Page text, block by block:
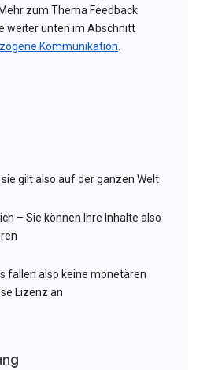
zum Thema Feedback
weiter unten im Abschnitt
Kommunikation.
gilt also auf der ganzen Welt
– Sie können Ihre Inhalte also
fallen also keine monetären
Lizenz an